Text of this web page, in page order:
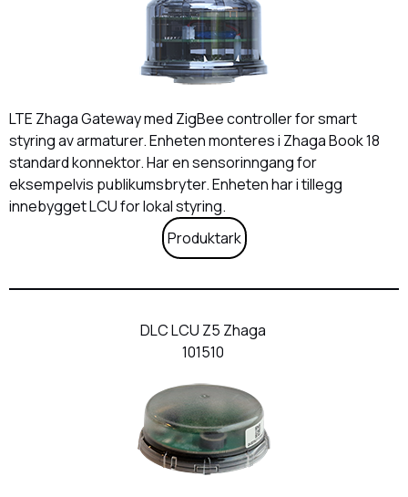
LTE Zhaga Gateway med ZigBee controller for smart
styring av armaturer. Enheten monteres i Zhaga Book 18
standard konnektor. Har en sensorinngang for
eksempelvis publikumsbryter. Enheten har i tillegg
innebygget LCU for lokal styring.
Produktark
DLC LCU Z5 Zhaga
101510